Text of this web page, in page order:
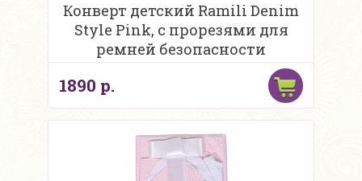
Конверт детский Ramili Denim
Style Pink, c прорезями для
ремней безопасности
1890 р.